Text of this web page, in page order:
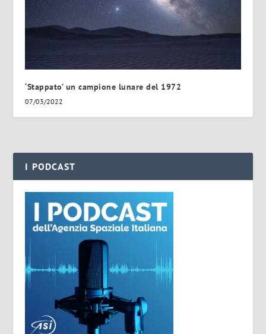
‘Stappato’ un campione lunare del 1972
07/03/2022
I PODCAST